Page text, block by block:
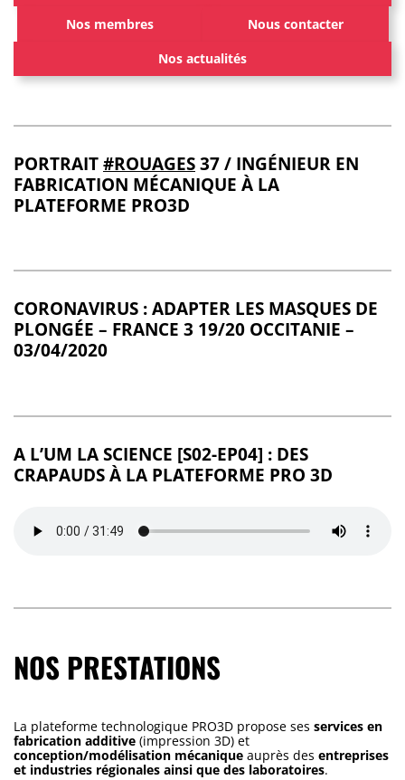
Nos membres Nous contacter
Nos actualités
PORTRAIT#ROUAGES37 / INGÉNIEUR EN
FABRICATION MÉCANIQUE À LA
PLATEFORME PRO3D
CORONAVIRUS : ADAPTER LES MASQUES DE
PLONGÉE – FRANCE 3 19/20 OCCITANIE –
03/04/2020
A L’UM LA SCIENCE [S02-EP04] : DES
CRAPAUDS À LA PLATEFORME PRO 3D
NOS PRESTATIONS
La plateforme technologique PRO3D propose ses services en
fabrication additive (impression 3D) et
conception/modélisation mécanique auprès des entreprises
et industries régionales ainsi que des laboratoires.